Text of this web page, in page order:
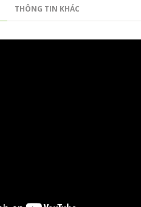
THÔNG TIN KHÁC